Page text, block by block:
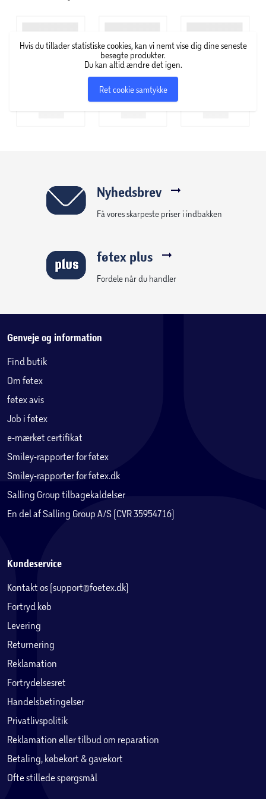
Få større glæde af dine håndklæder:
Inden du vasker dine håndklæder for første gang, bør du
lægge dem i blød i koldt vand. Derved forbedrer du
Hvis du tillader statistiske cookies, kan vi nemt vise dig dine seneste
besøgte produkter.
Du kan altid ændre det igen.
Ret cookie samtykke
Nyhedsbrev
Få vores skarpeste priser i indbakken
føtex plus
Fordele når du handler
Genveje og information
Find butik
Om føtex
føtex avis
Job i føtex
e-mærket certifikat
Smiley-rapporter for føtex
Smiley-rapporter for føtex.dk
Salling Group tilbagekaldelser
En del af Salling Group A/S (CVR 35954716)
Kundeservice
Kontakt os (support@foetex.dk)
Fortryd køb
Levering
Returnering
Reklamation
Fortrydelsesret
Handelsbetingelser
Privatlivspolitik
Reklamation eller tilbud om reparation
Betaling, købekort & gavekort
Ofte stillede spørgsmål